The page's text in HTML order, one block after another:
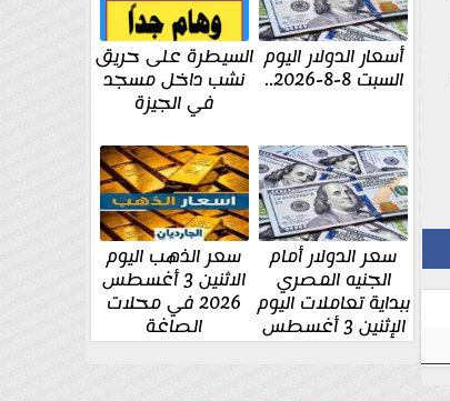
أسعار الدولار اليوم
السبت 8-8-2026..
السيطرة على حريق
نشب داخل مسجد
في الجيزة
سعر الدولار أمام
الجنيه المصري
ببداية تعاملات اليوم
الإثنين 3 أغسطس
سعر الذهب اليوم
الاثنين 3 أغسطس
2026 في محلات
الصاغة